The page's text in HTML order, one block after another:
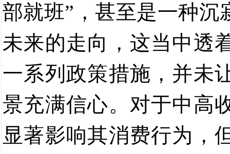
部就班”，甚至是一种
未来的走向，这当中透
一系列政策措施，并未
景充满信心。对于中高
显著影响其消费行为，